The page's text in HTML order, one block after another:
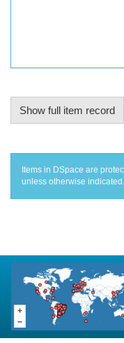
Show full item record
Items in DSpace are
unless otherwise indicated.